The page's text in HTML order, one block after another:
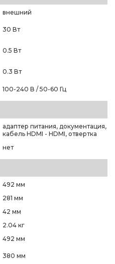
внешний
30 Вт
0.5 Вт
0.3 Вт
100-240 В / 50-60 Гц
адаптер питания, документация,
кабель HDMI - HDMI, отвертка
нет
492 мм
281 мм
42 мм
2.04 кг
492 мм
380 мм